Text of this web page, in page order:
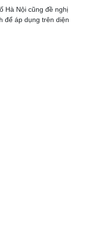
Hà Nội cũng đề nghị
để áp dụng trên diện